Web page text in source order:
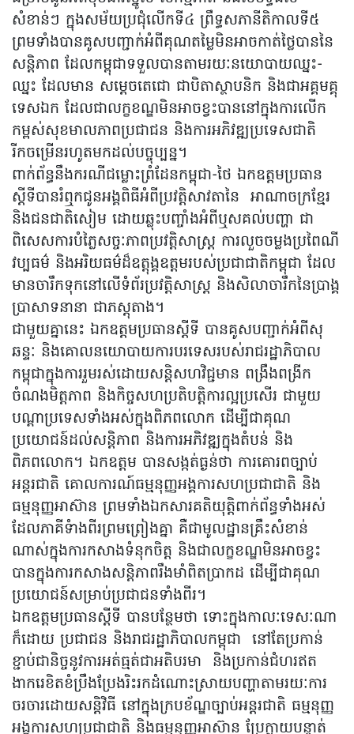
សំខាន់ៗ ក្នុងសម័យប្រជុំលើកទី៤ ព្រឹទ្ធសភានីតិកាលទី៥
ព្រមទាំងបានគូសបញ្ជាក់អំពីគុណតម្លៃមិនអាចកាត់ថ្លៃបាននៃ
សន្តិភាព ដែលកម្ពុជាទទួលបានតាមរយៈនយោបាយឈ្នះ-
ឈ្នះ ដែលមាន សម្តេចតេជោ ជាបិតាស្ថាបនិក និងជាអគ្គមគ្គុ
ទេសឯក ដែលជាលក្ខខណ្ឌមិនអាចខ្វះបាននៅក្នុងការលើក
កម្ពស់សុខមាលភាពប្រជាជន និងការអភិវឌ្ឍប្រទេសជាតិ
រីកចម្រើនរហូតមកដល់បច្ចុប្បន្ន។
ពាក់ព័ន្ធនឹងករណីជម្លោះព្រំដែនកម្ពុជា-ថៃ ឯកឧត្តមប្រធាន
ស្ដីទីបានរំឮកជូនអង្គពិធីអំពីប្រវត្តិសាវតានៃ អាណាចក្រខ្មែរ
និងជនជាតិសៀម ដោយឆ្លុះបញ្ចាំងអំពីឬសគល់បញ្ហា ជា
ពិសេសការបំភ្លៃសច្ចៈភាពប្រវត្តិសាស្ត្រ ការលួចចម្លងប្រពៃណី
វប្បធម៌ និងអរិយធម៌ដ៏ឧត្តុង្គឧត្តមរបស់ប្រជាជាតិកម្ពុជា ដែល
មានចារឹកទុកនៅលើទំព័រប្រវត្តិសាស្ត្រ និងសិលាចារឹកនៃប្រាង្គ
ប្រាសាទនានា ជាភស្តុតាង។
ជាមួយគ្នានេះ ឯកឧត្តមប្រធានស្ដីទី បានគូសបញ្ជាក់អំពីសុ
ឆន្ទៈ និងគោលនយោបាយការបរទេសរបស់រាជរដ្ឋាភិបាល
កម្ពុជាក្នុងការរួមរស់ដោយសន្តិសហវិជ្ជមាន ពង្រឹងពង្រីក
ចំណងមិត្តភាព និងកិច្ចសហប្រតិបត្តិការល្អប្រសើរ ជាមួយ
បណ្តាប្រទេសទាំងអស់ក្នុងពិភពលោក ដើម្បីជាគុណ
ប្រយោជន៍ដល់សន្តិភាព និងការអភិវឌ្ឍក្នុងតំបន់ និង
ពិភពលោក។ ឯកឧត្តម បានសង្កត់ធ្ងន់ថា ការគោរពច្បាប់
អន្តរជាតិ គោលការណ៍ធម្មនុញ្ញអង្គការសហប្រជាជាតិ និង
ធម្មនុញ្ញអាស៊ាន ព្រមទាំងឯកសារគតិយុត្តិពាក់ព័ន្ធទាំងអស់
ដែលភាគីទំាងពីរព្រមព្រៀងគ្នា គឺជាមូលដ្ឋានគ្រឹះសំខាន់
ណាស់ក្នុងការកសាងទំនុកចិត្ត និងជាលក្ខខណ្ឌមិនអាចខ្វះ
បានក្នុងការកសាងសន្តិភាពរឹងមាំពិតប្រាកដ ដើម្បីជាគុណ
ប្រយោជន៍សម្រាប់ប្រជាជនទាំងពីរ។
ឯកឧត្តមប្រធានស្ដីទី បានបន្ថែមថា ទោះក្នុងកាលៈទេសៈណា
ក៏ដោយ ប្រជាជន និងរាជរដ្ឋាភិបាលកម្ពុជា នៅតែប្រកាន់
ខ្ជាប់ជានិច្ចនូវការអត់ធ្មត់ជាអតិបរមា និងប្រកាន់ជំហរឥត
ងាករេខិតខំប្រឹងប្រែងរិះរកដំណោះស្រាយបញ្ហាតាមរយៈការ
ចរចារដោយសន្តិវិធី នៅក្នុងក្របខ័ណ្ឌច្បាប់អន្តរជាតិ ធម្មនុញ្ញ
អង្គការសហប្រជាជាតិ និងធម្មនុញ្ញអាស៊ាន ប្រែក្លាយបន្ទាត់